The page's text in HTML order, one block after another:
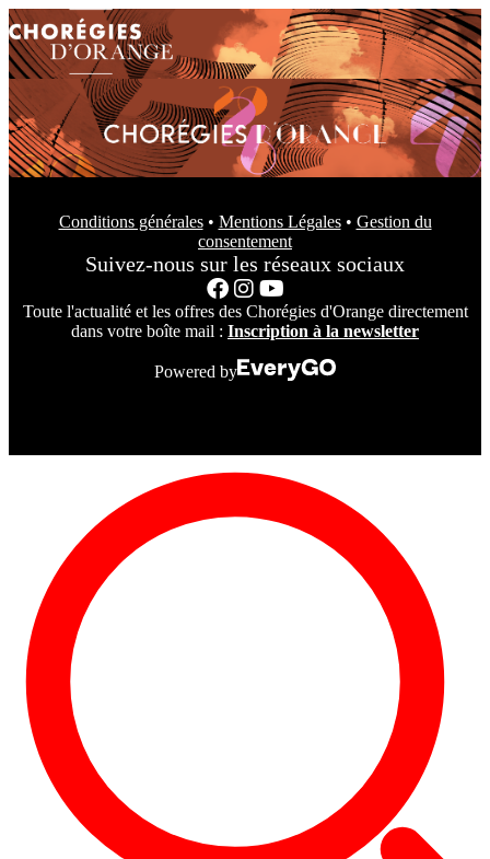
Conditions générales• Mentions Légales• Gestion du
consentement
Suivez-nous sur les réseaux sociaux
Toute l'actualité et les offres des Chorégies d'Orange directement
dans votre boîte mail : Inscription à la newsletter
Powered by